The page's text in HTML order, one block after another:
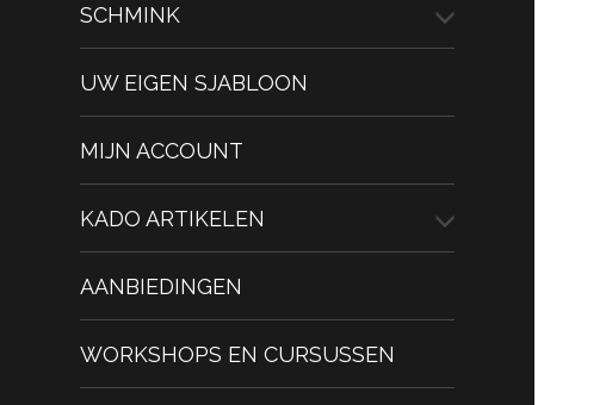
SCHMINK
UW EIGEN SJABLOON
MIJN ACCOUNT
KADO ARTIKELEN
AANBIEDINGEN
WORKSHOPS EN CURSUSSEN